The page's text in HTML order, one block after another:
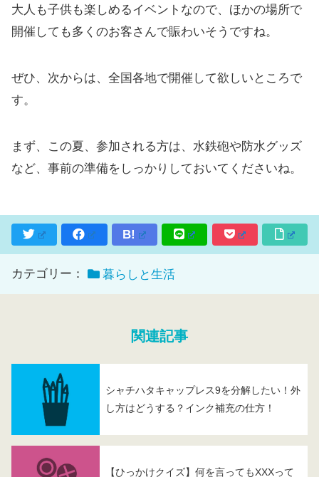
大人も子供も楽しめるイベントなので、ほかの場所で
開催しても多くのお客さんで賑わいそうですね。
ぜひ、次からは、全国各地で開催して欲しいところで
す。
まず、この夏、参加される方は、水鉄砲や防水グッズ
など、事前の準備をしっかりしておいてくださいね。
B!
カテゴリー： 暮らしと生活
関連記事
シャチハタキャップレス9を分解したい！外
し方はどうする？インク補充の仕方！
【ひっかけクイズ】何を言ってもXXXって